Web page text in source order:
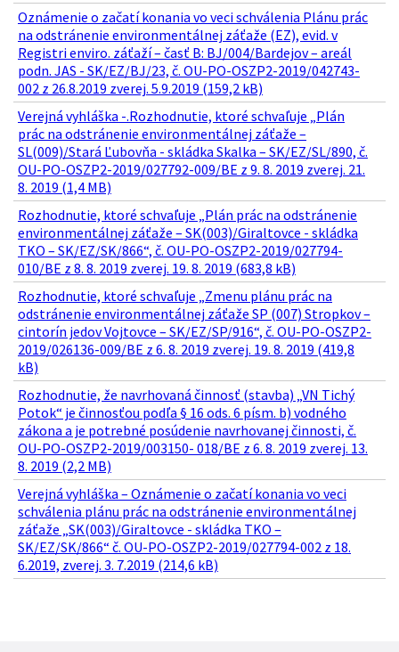
Oznámenie o začatí konania vo veci schválenia Plánu prác
na odstránenie environmentálnej záťaže (EZ), evid. v
Registri enviro. záťaží – časť B: BJ/004/Bardejov – areál
podn. JAS - SK/EZ/BJ/23, č. OU-PO-OSZP2-2019/042743-
002 z 26.8.2019 zverej. 5.9.2019 (159,2 kB)
Verejná vyhláška -.Rozhodnutie, ktoré schvaľuje „Plán
prác na odstránenie environmentálnej záťaže –
SL(009)/Stará Ľubovňa - skládka Skalka – SK/EZ/SL/890, č.
OU-PO-OSZP2-2019/027792-009/BE z 9. 8. 2019 zverej. 21.
8. 2019 (1,4 MB)
Rozhodnutie, ktoré schvaľuje „Plán prác na odstránenie
environmentálnej záťaže – SK(003)/Giraltovce - skládka
TKO – SK/EZ/SK/866“, č. OU-PO-OSZP2-2019/027794-
010/BE z 8. 8. 2019 zverej. 19. 8. 2019 (683,8 kB)
Rozhodnutie, ktoré schvaľuje „Zmenu plánu prác na
odstránenie environmentálnej záťaže SP (007) Stropkov –
cintorín jedov Vojtovce – SK/EZ/SP/916“, č. OU-PO-OSZP2-
2019/026136-009/BE z 6. 8. 2019 zverej. 19. 8. 2019 (419,8
kB)
Rozhodnutie, že navrhovaná činnosť (stavba) „VN Tichý
Potok“ je činnosťou podľa § 16 ods. 6 písm. b) vodného
zákona a je potrebné posúdenie navrhovanej činnosti, č.
OU-PO-OSZP2-2019/003150- 018/BE z 6. 8. 2019 zverej. 13.
8. 2019 (2,2 MB)
Verejná vyhláška – Oznámenie o začatí konania vo veci
schválenia plánu prác na odstránenie environmentálnej
záťaže „SK(003)/Giraltovce - skládka TKO –
SK/EZ/SK/866“ č. OU-PO-OSZP2-2019/027794-002 z 18.
6.2019, zverej. 3. 7.2019 (214,6 kB)